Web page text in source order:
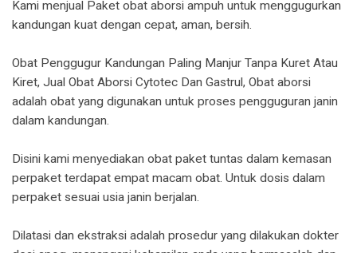
Kami menjual Paket obat aborsi ampuh untuk menggugurkan
kandungan kuat dengan cepat, aman, bersih.
Obat Penggugur Kandungan Paling Manjur Tanpa Kuret Atau
Kiret, Jual Obat Aborsi Cytotec Dan Gastrul, Obat aborsi
adalah obat yang digunakan untuk proses pengguguran janin
dalam kandungan.
Disini kami menyediakan obat paket tuntas dalam kemasan
perpaket terdapat empat macam obat. Untuk dosis dalam
perpaket sesuai usia janin berjalan.
Dilatasi dan ekstraksi adalah prosedur yang dilakukan dokter